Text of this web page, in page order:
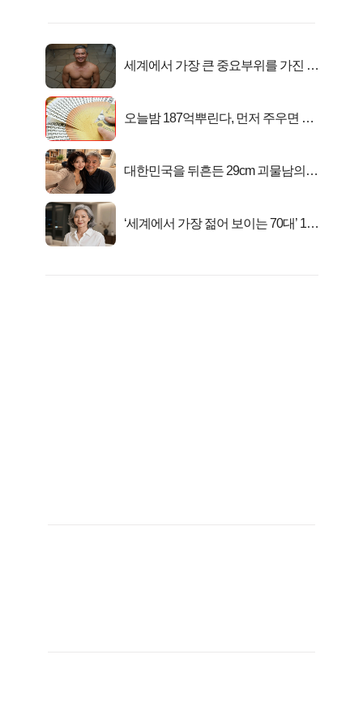
세계에서 가장 큰 중요부위를 가진 남
오늘밤 187억뿌린다, 먼저 주우면 최
대한민국을 뒤흔든 29cm 괴물남의
‘세계에서 가장 젊어 보이는 70대’ 1위